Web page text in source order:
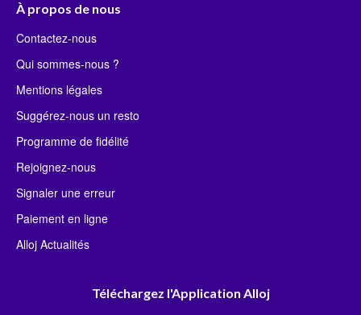
À propos de nous
Contactez-nous
Qui sommes-nous ?
Mentions légales
Suggérez-nous un resto
Programme de fidélité
Rejoignez-nous
Signaler une erreur
Paiement en ligne
Alloj Actualités
Téléchargez l'Application Alloj